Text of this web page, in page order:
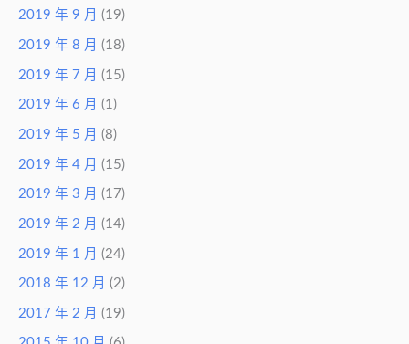
2019 年 9 月 (19)
2019 年 8 月 (18)
2019 年 7 月 (15)
2019 年 6 月 (1)
2019 年 5 月 (8)
2019 年 4 月 (15)
2019 年 3 月 (17)
2019 年 2 月 (14)
2019 年 1 月 (24)
2018 年 12 月 (2)
2017 年 2 月 (19)